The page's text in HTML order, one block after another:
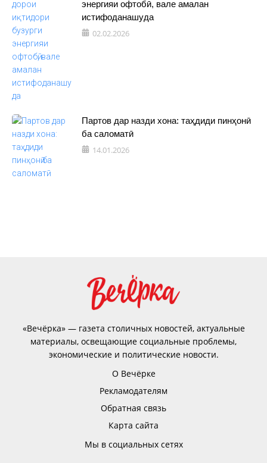
энергияи офтобӣ, вале амалан
истифоданашуда
02.02.2026
Партов дар назди хона: таҳдиди пинҳонӣ
ба саломатӣ
14.01.2026
«Вечёрка» — газета столичных новостей, актуальные
материалы, освещающие социальные проблемы,
экономические и политические новости.
О Вечёрке
Рекламодателям
Обратная связь
Карта сайта
Мы в социальных сетях